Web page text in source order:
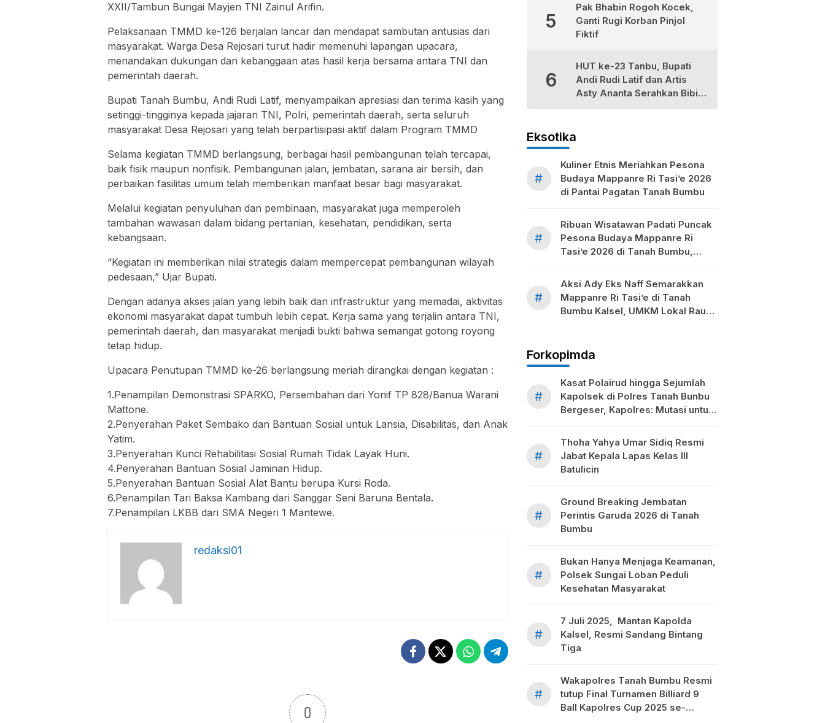
XXII/Tambun Bungai Mayjen TNI Zainul Arifin.
Pelaksanaan TMMD ke-126 berjalan lancar dan mendapat sambutan antusias dari
masyarakat. Warga Desa Rejosari turut hadir memenuhi lapangan upacara,
menandakan dukungan dan kebanggaan atas hasil kerja bersama antara TNI dan
pemerintah daerah.
Bupati Tanah Bumbu, Andi Rudi Latif, menyampaikan apresiasi dan terima kasih yang
setinggi-tingginya kepada jajaran TNI, Polri, pemerintah daerah, serta seluruh
masyarakat Desa Rejosari yang telah berpartisipasi aktif dalam Program TMMD
Selama kegiatan TMMD berlangsung, berbagai hasil pembangunan telah tercapai,
baik fisik maupun nonfisik. Pembangunan jalan, jembatan, sarana air bersih, dan
perbaikan fasilitas umum telah memberikan manfaat besar bagi masyarakat.
Melalui kegiatan penyuluhan dan pembinaan, masyarakat juga memperoleh
tambahan wawasan dalam bidang pertanian, kesehatan, pendidikan, serta
kebangsaan.
“Kegiatan ini memberikan nilai strategis dalam mempercepat pembangunan wilayah
pedesaan,” Ujar Bupati.
Dengan adanya akses jalan yang lebih baik dan infrastruktur yang memadai, aktivitas
ekonomi masyarakat dapat tumbuh lebih cepat. Kerja sama yang terjalin antara TNI,
pemerintah daerah, dan masyarakat menjadi bukti bahwa semangat gotong royong
tetap hidup.
Upacara Penutupan TMMD ke-26 berlangsung meriah dirangkai dengan kegiatan :
1.Penampilan Demonstrasi SPARKO, Persembahan dari Yonif TP 828/Banua Warani
Mattone.
2.Penyerahan Paket Sembako dan Bantuan Sosial untuk Lansia, Disabilitas, dan Anak
Yatim.
3.Penyerahan Kunci Rehabilitasi Sosial Rumah Tidak Layak Huni.
4.Penyerahan Bantuan Sosial Jaminan Hidup.
5.Penyerahan Bantuan Sosial Alat Bantu berupa Kursi Roda.
6.Penampilan Tari Baksa Kambang dari Sanggar Seni Baruna Bentala.
7.Penampilan LKBB dari SMA Negeri 1 Mantewe.
redaksi01
0
5
Pak Bhabin Rogoh Kocek,
Ganti Rugi Korban Pinjol
Fiktif
6
HUT ke-23 Tanbu, Bupati
Andi Rudi Latif dan Artis
Asty Ananta Serahkan Bibit
Eksotika
#
Kuliner Etnis Meriahkan Pesona
Budaya Mappanre Ri Tasi’e 2026
di Pantai Pagatan Tanah Bumbu
#
Ribuan Wisatawan Padati Puncak
Pesona Budaya Mappanre Ri
Tasi’e 2026 di Tanah Bumbu,
#
Aksi Ady Eks Naff Semarakkan
Mappanre Ri Tasi’e di Tanah
Bumbu Kalsel, UMKM Lokal Raup
Forkopimda
#
Kasat Polairud hingga Sejumlah
Kapolsek di Polres Tanah Bunbu
Bergeser, Kapolres: Mutasi untuk
#
Thoha Yahya Umar Sidiq Resmi
Jabat Kepala Lapas Kelas III
Batulicin
#
Ground Breaking Jembatan
Perintis Garuda 2026 di Tanah
Bumbu
#
Bukan Hanya Menjaga Keamanan,
Polsek Sungai Loban Peduli
Kesehatan Masyarakat
#
7 Juli 2025, Mantan Kapolda
Kalsel, Resmi Sandang Bintang
Tiga
#
Wakapolres Tanah Bumbu Resmi
tutup Final Turnamen Billiard 9
Ball Kapolres Cup 2025 se-